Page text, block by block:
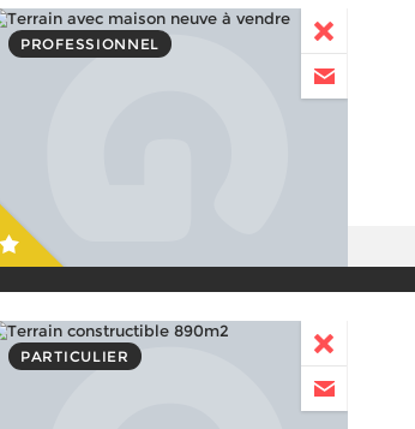
PROFESSIONNEL
PARTICULIER